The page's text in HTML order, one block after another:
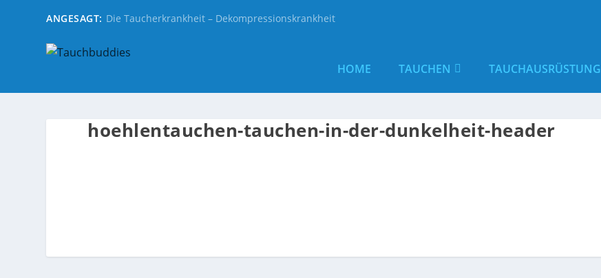
ANGESAGT: Die Taucherkrankheit – Dekompressionskrankheit
HOME TAUCHEN TAUCHAUSRÜSTUNG
hoehlentauchen-tauchen-in-der-dunkelheit-header